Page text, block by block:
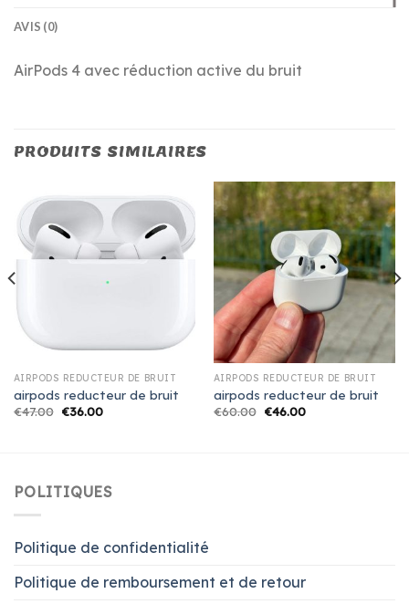
AVIS (0)
AirPods 4 avec réduction active du bruit
PRODUITS SIMILAIRES
AIRPODS REDUCTEUR DE BRUIT
airpods reducteur de bruit
€47.00 €36.00
AIRPODS REDUCTEUR DE BRUIT
airpods reducteur de bruit
€60.00 €46.00
POLITIQUES
Politique de confidentialité
Politique de remboursement et de retour